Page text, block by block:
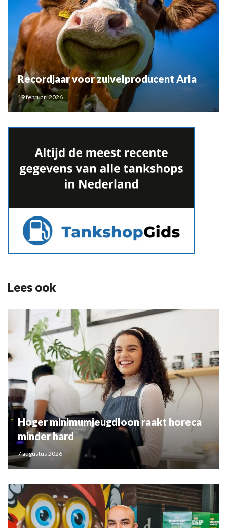
Recordjaar voor zuivelproducent Arla
19 februari 2026
Lees ook
Hoger minimumjeugdloon raakt horeca
minder hard
7 augustus 2026